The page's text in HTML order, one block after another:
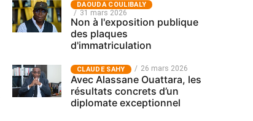
‎DAOUDA COULIBALY
31 mars 2026
Non à l'exposition publique
des plaques
d'immatriculation
CLAUDE SAHY 26 mars 2026
Avec Alassane Ouattara, les
résultats concrets d’un
diplomate exceptionnel